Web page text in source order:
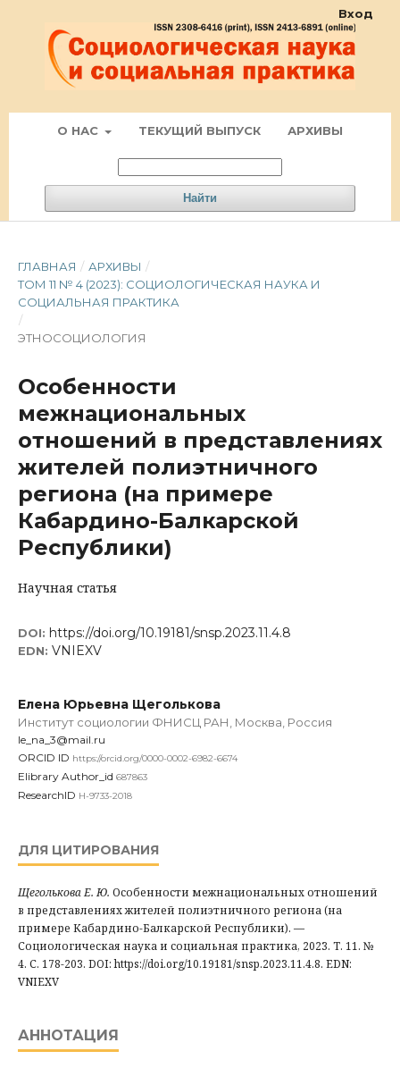
О НАС ТЕКУЩИЙ ВЫПУСК АРХИВЫ
Найти
Вход
ГЛАВНАЯ / АРХИВЫ /
ТОМ 11 № 4 (2023): СОЦИОЛОГИЧЕСКАЯ НАУКА И
СОЦИАЛЬНАЯ ПРАКТИКА
/
ЭТНОСОЦИОЛОГИЯ
Особенности
межнациональных
отношений в представлениях
жителей полиэтничного
региона (на примере
Кабардино-Балкарской
Республики)
Научная статья
DOI: https://doi.org/10.19181/snsp.2023.11.4.8
EDN: VNIEXV
Елена Юрьевна Щеголькова
Институт социологии ФНИСЦ РАН, Москва, Россия
le_na_3@mail.ru
ORCID ID https://orcid.org/0000-0002-6982-6674
Elibrary Author_id 687863
ResearchID H-9733-2018
ДЛЯ ЦИТИРОВАНИЯ
Щеголькова Е. Ю. Особенности межнациональных отношений
в представлениях жителей полиэтничного региона (на
примере Кабардино-Балкарской Республики). —
Социологическая наука и социальная практика, 2023. Т. 11. №
4. С. 178-203. DOI: https://doi.org/10.19181/snsp.2023.11.4.8. EDN:
VNIEXV
АННОТАЦИЯ